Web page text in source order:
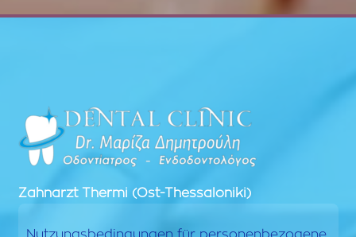
Zahnarzt Thermi (Ost-Thessaloniki)